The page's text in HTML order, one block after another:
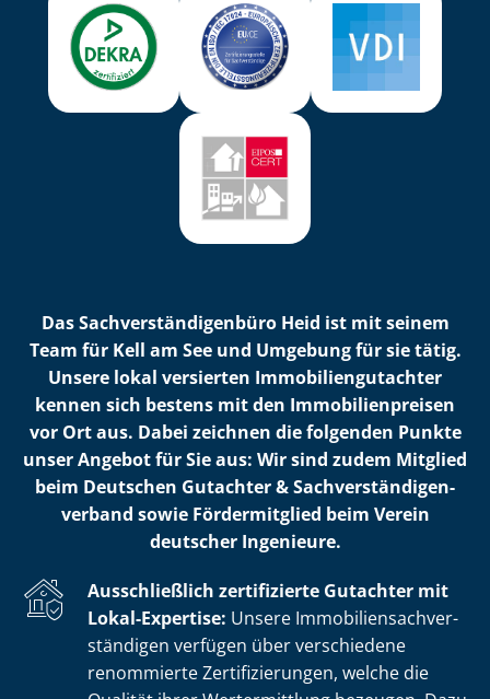
Das Sach­ver­stän­di­gen­bü­ro Heid ist mit seinem
Team für Kell am See und Umgebung für sie tätig.
Unsere lokal versierten Im­mo­bi­li­en­gut­ach­ter
kennen sich bestens mit den Im­mo­bi­li­en­prei­sen
vor Ort aus. Dabei zeichnen die folgenden Punkte
unser Angebot für Sie aus: Wir sind zudem Mitglied
beim Deutschen Gutachter & Sach­ver­stän­di­gen­
ver­band sowie Fördermitglied beim Verein
deutscher Ingenieure.
Ausschließlich zertifizierte Gutachter mit
Lokal-Expertise: Unsere Im­mo­bi­li­en­sach­ver­
stän­di­gen verfügen über verschiedene
renommierte Zer­ti­fi­zie­run­gen, welche die